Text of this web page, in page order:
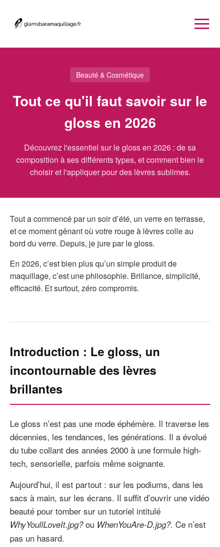
Beauté & Cosmétique
Tout ce qu'il faut savoir sur le
gloss en 2026
Découvrez l'essentiel sur le gloss en 2026 : de sa
composition à ses différents types, et comment bien le
choisir et l'appliquer pour des lèvres sublimes.
Tout a commencé par un soir d’été, un verre en terrasse,
et ce moment gênant où votre rouge à lèvres colle au
bord du verre. Depuis, je jure par le gloss.
En 2026, c’est bien plus qu’un simple produit de
maquillage, c’est une philosophie. Brillance, simplicité,
efficacité. Et surtout, zéro compromis.
Introduction : Le gloss, un
incontournable des lèvres
brillantes
Le gloss n’est pas une mode éphémère. Il traverse les
décennies, les tendances, les générations. Il a évolué
du tube collant des années 2000 à une formule high-
tech, sensorielle, parfois même soignante.
Aujourd’hui, il est partout : sur les podiums, dans les
sacs à main, sur les écrans. Il suffit d’ouvrir une vidéo
beauté pour tomber sur un tutoriel intitulé
WhyYoullLoveIt.jpg?ou WhenYouAre-D.jpg?. Ce n’est
pas un hasard.